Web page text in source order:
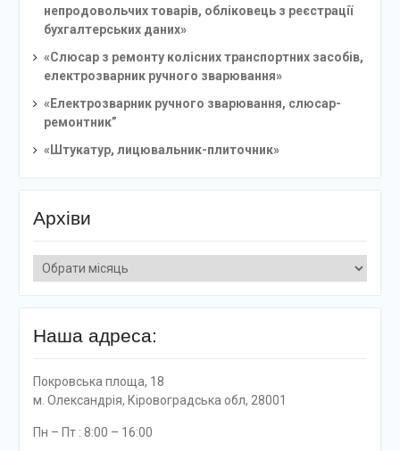
непродовольчих товарів, обліковець з реєстрації
бухгалтерських даних»
«Слюсар з ремонту колісних транспортних засобів,
електрозварник ручного зварювання»
«Електрозварник ручного зварювання, слюсар-
ремонтник”
«Штукатур, лицювальник-плиточник»
Архіви
Архіви
Наша адреса:
Покровська площа, 18
м. Олександрія, Кіровоградська обл, 28001
Пн – Пт : 8:00 – 16:00